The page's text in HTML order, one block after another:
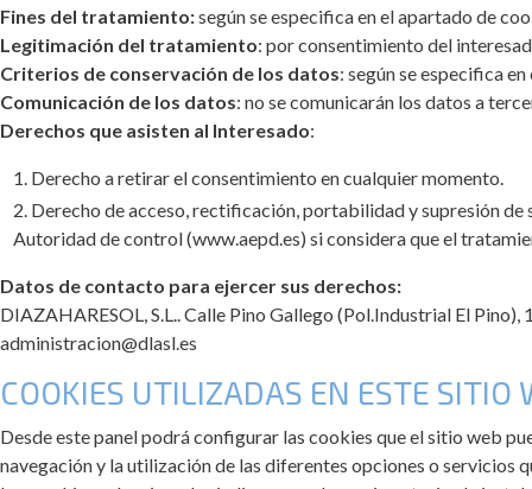
Fines del tratamiento:según se especifica en el apartado de
Legitimación del tratamiento: por consentimiento del
Criterios de conservación de los datos: según se especifica
Comunicación de los datos: no se comunicarán los datos a
Derechos que asisten al Interesado:
Derecho a retirar el consentimiento en cualquier momento.
Derecho de acceso, rectificación, portabilidad y supresión
Autoridad de control (www.aepd.es) si considera que el
Datos de contacto para ejercer sus derechos:
DIAZAHARESOL, S.L.. Calle Pino Gallego (Pol.Industrial El Pino),
administracion@dlasl.es
COOKIES UTILIZADAS EN ESTE SITIO
Desde este panel podrá configurar las cookies que el sitio web
navegación y la utilización de las diferentes opciones o servicios